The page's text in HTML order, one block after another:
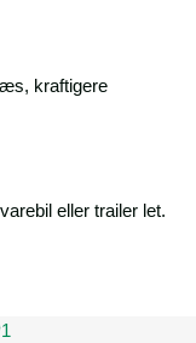
kraftigere
eller trailer let.